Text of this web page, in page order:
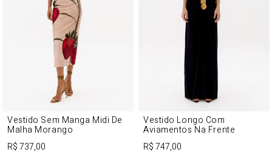
Vestido Sem Manga Midi De
Malha Morango
R$ 737,00
Vestido Longo Com
Aviamentos Na Frente
R$ 747,00